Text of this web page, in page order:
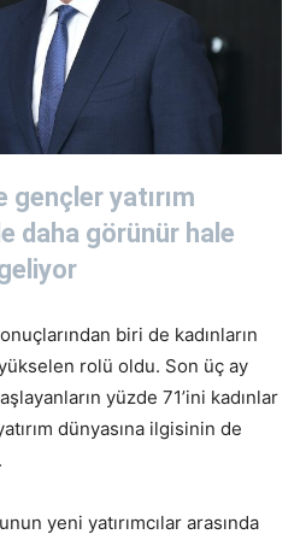
gençler yatırım
daha görünür hale
biri de kadınların
rolü oldu. Son üç ay
yüzde 71’ini kadınlar
dünyasına ilgisinin de
yeni yatırımcılar arasında